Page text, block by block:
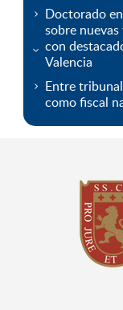
Doctorado
sobre
con
Valencia
Entre
como fiscal